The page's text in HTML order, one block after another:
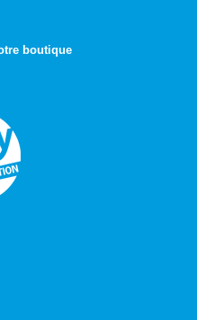
boutique